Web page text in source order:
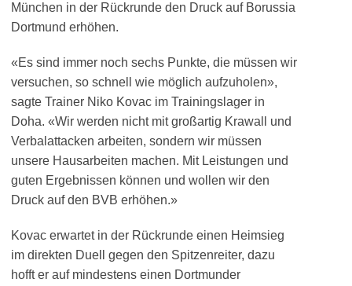
München in der Rückrunde den Druck auf Borussia
Dortmund erhöhen.
«Es sind immer noch sechs Punkte, die müssen wir
versuchen, so schnell wie möglich aufzuholen»,
sagte Trainer Niko Kovac im Trainingslager in
Doha. «Wir werden nicht mit großartig Krawall und
Verbalattacken arbeiten, sondern wir müssen
unsere Hausarbeiten machen. Mit Leistungen und
guten Ergebnissen können und wollen wir den
Druck auf den BVB erhöhen.»
Kovac erwartet in der Rückrunde einen Heimsieg
im direkten Duell gegen den Spitzenreiter, dazu
hofft er auf mindestens einen Dortmunder